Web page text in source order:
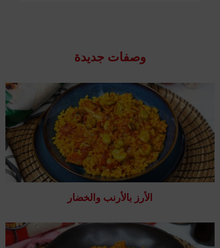
وصفات جدیدة
الأرز بالأرنب والخضار